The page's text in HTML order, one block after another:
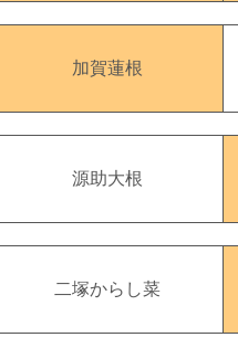
加賀蓮根
源助大根
二塚からし菜